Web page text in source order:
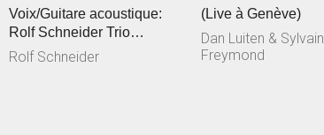
Voix/Guitare acoustique:
Rolf Schneider Trio
cordes: Philippe & Jessica
Rolf Schneider
(Live à Genève)
Dan Luiten & Sylvain
Freymond